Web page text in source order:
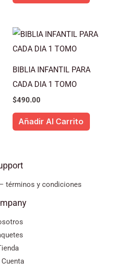
BIBLIA INFANTIL PARA
CADA DIA 1 TOMO
$490.00
Añadir Al Carrito
términos y condiciones